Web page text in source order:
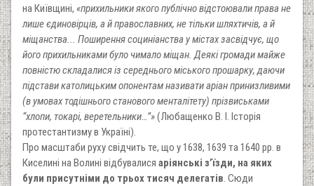
на Київщині, «прихильники якого публічно відстоювали права не
лише єдиновірців, а й православних, не тільки шляхтичів, а й
міщанства... Поширення социніанства у містах засвідчує, що
його прихильниками було чимало міщан. Деякі громади майже
повністю складалися із середнього міського прошарку, даючи
підстави католицьким опонентам називати аріан принизливими
(в умовах тодішнього станового менталітету) прізвиськами
“хлопи, токарі, веретельники…”»(Любащенко В. І. Історія
протестантизму в Україні).
Про масштаби руху свідчить те, що у 1638, 1639 та 1640 рр. в
Киселині на Волині відбувалися аріянські з’їзди, на яких
були присутніми до трьох тисяч делегатів. Сюди